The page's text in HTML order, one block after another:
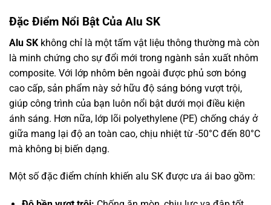
Đặc Điểm Nổi Bật Của Alu SK
Alu SK không chỉ là một tấm vật liệu thông thường mà còn
là minh chứng cho sự đổi mới trong ngành sản xuất nhôm
composite. Với lớp nhôm bên ngoài được phủ sơn bóng
cao cấp, sản phẩm này sở hữu độ sáng bóng vượt trội,
giúp công trình của bạn luôn nổi bật dưới mọi điều kiện
ánh sáng. Hơn nữa, lớp lõi polyethylene (PE) chống cháy ở
giữa mang lại độ an toàn cao, chịu nhiệt từ -50°C đến 80°C
mà không bị biến dạng.
Một số đặc điểm chính khiến alu SK được ưa ái bao gồm: